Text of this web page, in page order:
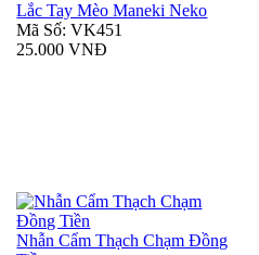
Lắc Tay Mèo Maneki Neko
Mã Số: VK451
25.000 VNĐ
Nhẫn Cẩm Thạch Chạm Đồng